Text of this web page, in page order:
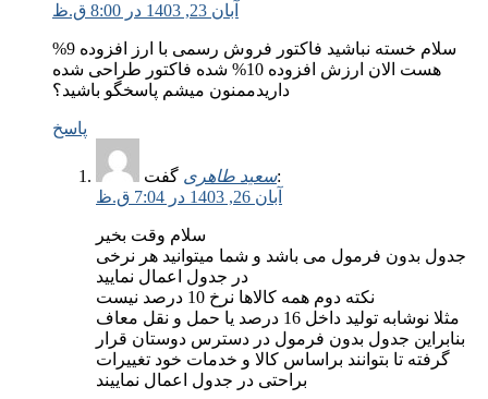
آبان 23, 1403 در 8:00 ق.ظ
سلام خسته نباشید فاکتور فروش رسمی با ارز افزوده 9%
هست الان ارزش افزوده 10% شده فاکتور طراحی شده
داریدممنون میشم پاسخگو باشید؟
پاسخ
سعید طاهریگفت:
آبان 26, 1403 در 7:04 ق.ظ
سلام وقت بخیر
جدول بدون فرمول می باشد و شما میتوانید هر نرخی
در جدول اعمال نمایید
نکته دوم همه کالاها نرخ 10 درصد نیست
مثلا نوشابه تولید داخل 16 درصد یا حمل و نقل معاف
بنابراین جدول بدون فرمول در دسترس دوستان قرار
گرفته تا بتوانند براساس کالا و خدمات خود تغییرات
براحتی در جدول اعمال نماییند